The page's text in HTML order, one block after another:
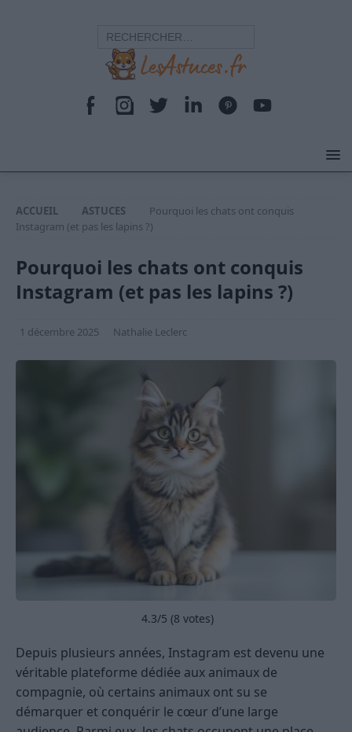
ACCUEIL ASTUCES
Pourquoi les chats ont conquis
Instagram (et pas les lapins ?)
Pourquoi les chats ont conquis
Instagram (et pas les lapins ?)
1 décembre 2025 Nathalie Leclerc
4.3/5 (8 votes)
Depuis plusieurs années, Instagram est devenu une
véritable plateforme dédiée aux animaux de
compagnie, où certains animaux ont su se
démarquer et conquérir le cœur d’une large